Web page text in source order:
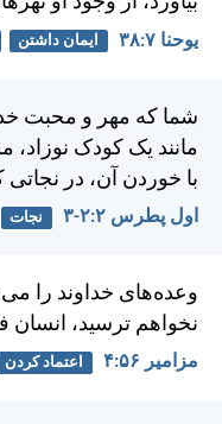
يوحنا ۷:‏۳۸ ایمان داشتن
شما كه مهر و محبت
مانند يک كودک نوزاد،
با خوردن آن، در نجاتی
اول پطرس ۲:‏۲-‏۳ نجات
وعده‌های خداوند را
نخواهم ترسيد، انسان
مزامير ۵۶:‏۴ اعتماد کردن